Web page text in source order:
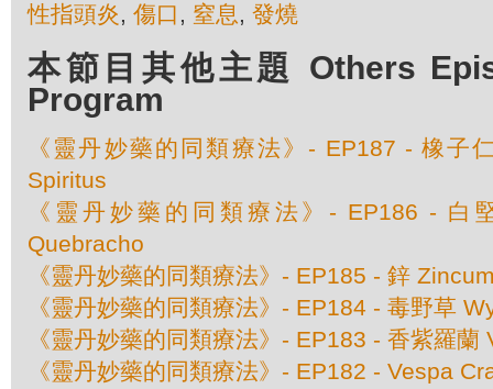
性指頭炎, 傷口 , 窒息, 發燒
本節目其他主題 Others
Program
《靈丹妙藥的同類療法》- EP187 - 橡子
Spiritus
《靈丹妙藥的同類療法》- EP186 - 白
Quebracho
《靈丹妙藥的同類療法》- EP185 - 鋅
《靈丹妙藥的同類療法》- EP184 - 毒野草
《靈丹妙藥的同類療法》- EP183 - 香紫羅蘭
《靈丹妙藥的同類療法》- EP182 - Vespa